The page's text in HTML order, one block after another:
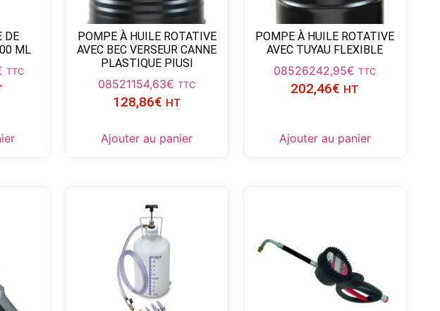
DE
ML
TTC
POMPE À HUILE ROTATIVE
AVEC BEC VERSEUR CANNE
PLASTIQUE PIUSI
08521154,63€ TTC
128,86€ HT
Ajouter au panier
POMPE À HUILE ROTATIVE
AVEC TUYAU FLEXIBLE
08526242,95€ TTC
202,46€ HT
Ajouter au panier